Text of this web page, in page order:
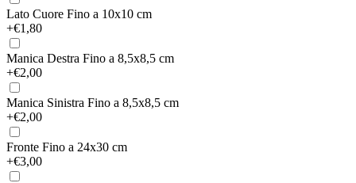
Lato Cuore Fino a 10x10 cm
+€1,80
Manica Destra Fino a 8,5x8,5 cm
+€2,00
Manica Sinistra Fino a 8,5x8,5 cm
+€2,00
Fronte Fino a 24x30 cm
+€3,00